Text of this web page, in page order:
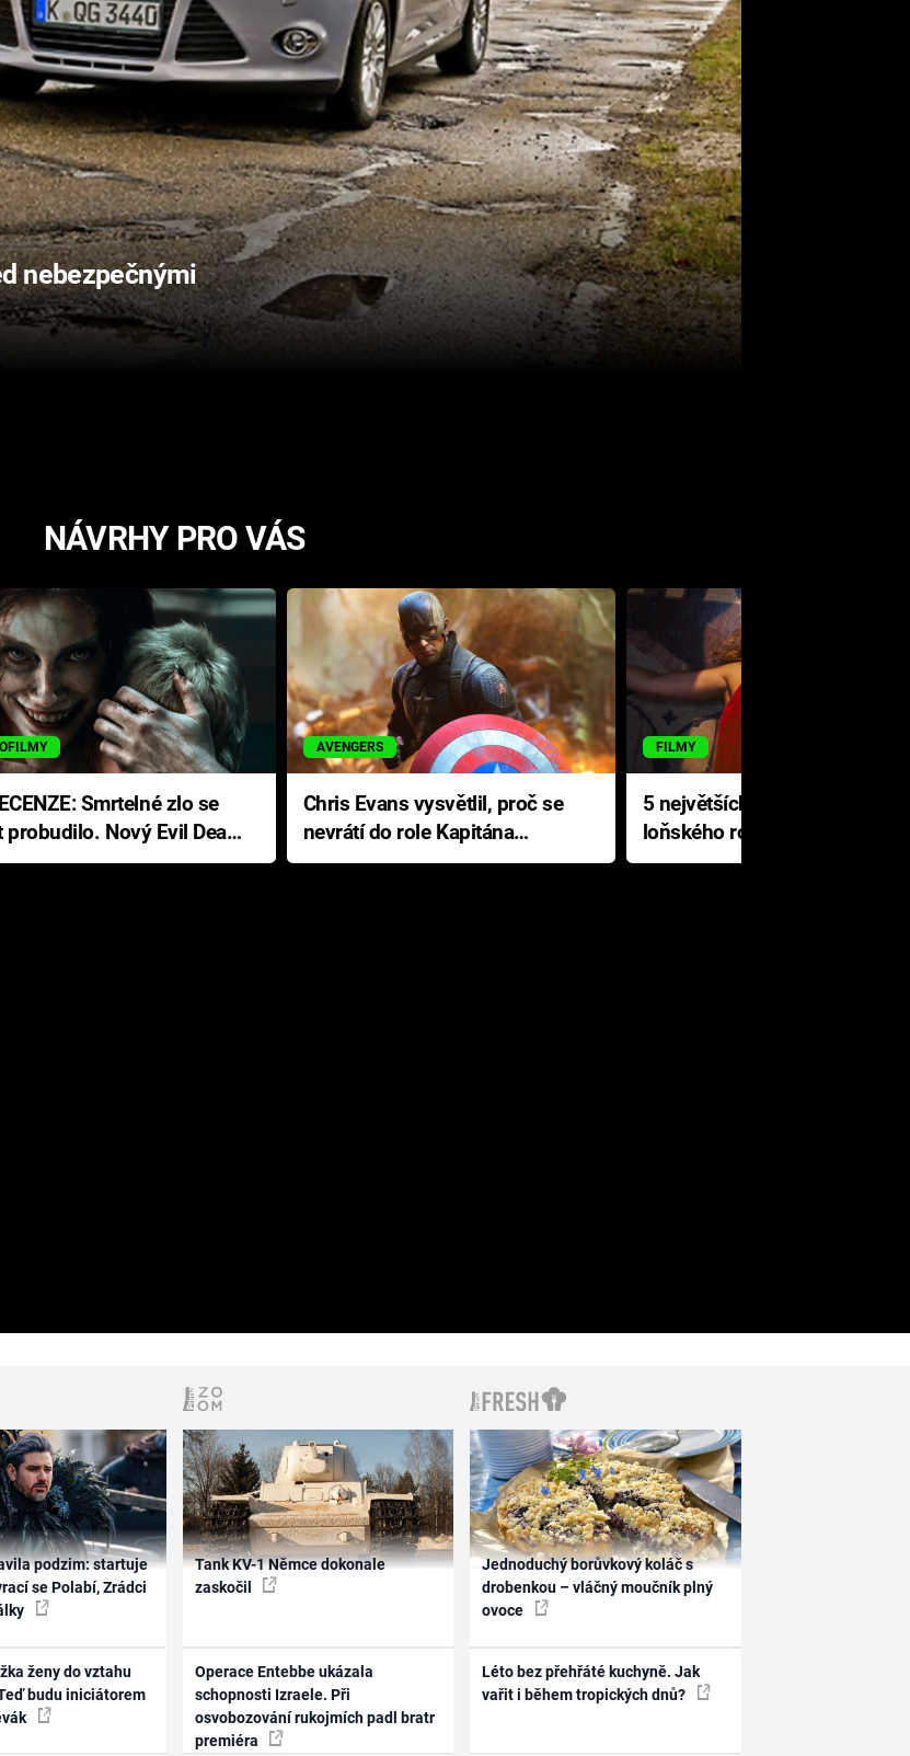
nebezpečnými
NÁVRHY PRO VÁS
probudilo. Nový Evil Dead
s neodolatelnou
AVENGERS
Chris Evans vysvětlil, proč se
nevrátí do role Kapitána
Ameriky
FILMY
5 největších propadáků
loňského roku: Disney na
jediné katastrofě prodělal 200
podzim: startuje
se Polabí, Zrádci
ženy do vztahu
budu iniciátorem
Tank KV-1 Němce dokonale
zaskočil
Operace Entebbe ukázala
schopnosti Izraele. Při
osvobozování rukojmích padl bratr
premiéra
Jednoduchý borůvkový koláč s
drobenkou – vláčný moučník plný
ovoce
Léto bez přehřáté kuchyně. Jak
vařit i během tropických dnů?